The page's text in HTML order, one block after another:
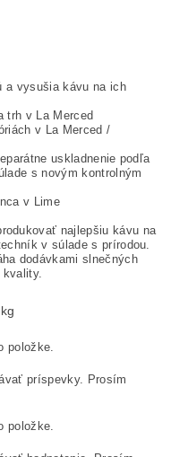
a vysušia kávu na ich
trh v La Merced
v La Merced /
uskladnenie podľa
s novým kontrolným
v Lime
najlepšiu kávu na
v súlade s prírodou.
dodávkami slnečných
kvality.
položke.
príspevky. Prosím
položke.